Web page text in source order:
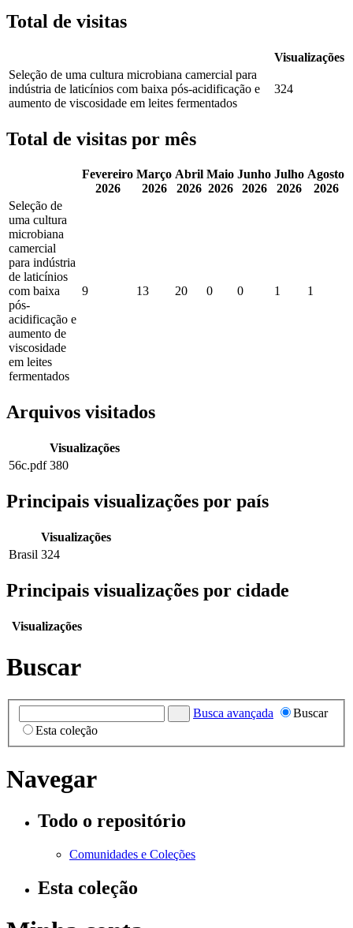
Total de visitas
Visualizações
Seleção de uma cultura microbiana camercial para
indústria de laticínios com baixa pós-acidificação e
aumento de viscosidade em leites fermentados
324
Total de visitas por mês
Fevereiro
2026
Março
2026
Abril
2026
Maio
2026
Junho
2026
Julho
2026
Agosto
2026
Seleção de
uma cultura
microbiana
camercial
para indústria
de laticínios
com baixa
pós-
acidificação e
aumento de
viscosidade
em leites
fermentados
9 13 20 0 0 1 1
Arquivos visitados
Visualizações
56c.pdf 380
Principais visualizações por país
Visualizações
Brasil 324
Principais visualizações por cidade
Visualizações
Buscar
Busca avançada
Buscar
Esta coleção
Navegar
Todo o repositório
Comunidades e Coleções
Esta coleção